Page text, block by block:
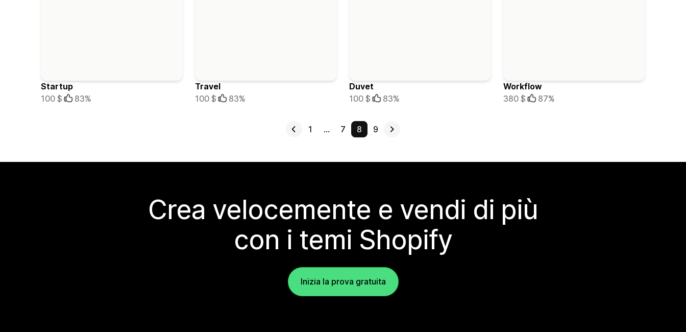
Startup
100 $
83%
Travel
100 $
83%
Duvet
100 $
83%
Workflow
380 $
87%
1 … 7 8 9
Crea velocemente e vendi di più
con i temi Shopify
Inizia la prova gratuita